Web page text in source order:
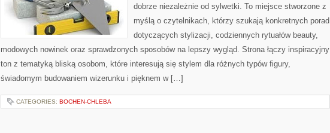
dobrze niezależnie od sylwetki. To miejsce stworzone z
myślą o czytelnikach, którzy szukają konkretnych porad
dotyczących stylizacji, codziennych rytuałów beauty,
modowych nowinek oraz sprawdzonych sposobów na lepszy wygląd. Strona łączy inspiracyjny
ton z tematyką bliską osobom, które interesują się stylem dla różnych typów figury,
świadomym budowaniem wizerunku i pięknem w […]
CATEGORIES: BOCHEN-CHLEBA